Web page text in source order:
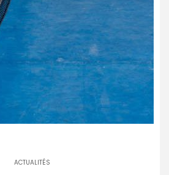
ACTUALITÉS